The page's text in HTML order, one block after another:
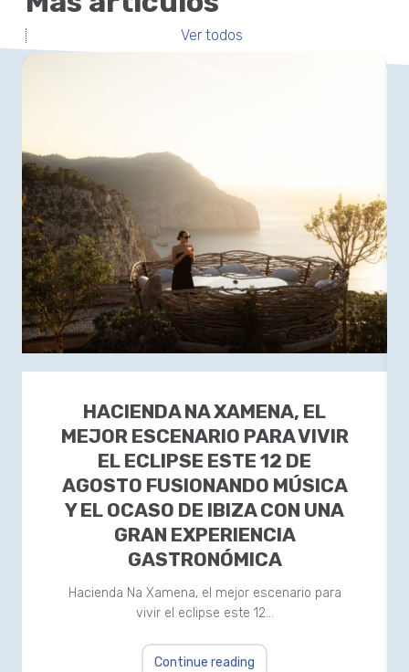
Ver todos
HACIENDA NA XAMENA, EL
MEJOR ESCENARIO PARA VIVIR
EL ECLIPSE ESTE 12 DE
AGOSTO FUSIONANDO MÚSICA
Y EL OCASO DE IBIZA CON UNA
GRAN EXPERIENCIA
GASTRONÓMICA
Hacienda Na Xamena, el mejor escenario para
vivir el eclipse este 12…
Continue reading